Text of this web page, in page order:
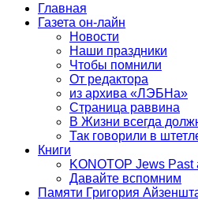
Главная
Газета он-лайн
Новости
Наши праздники
Чтобы помнили
От редактора
из архива «ЛЭБНа»
Страница раввина
В Жизни всегда
Так говорили в
Книги
KONOTOP Jews Past
Давайте вспомним
Памяти Григория